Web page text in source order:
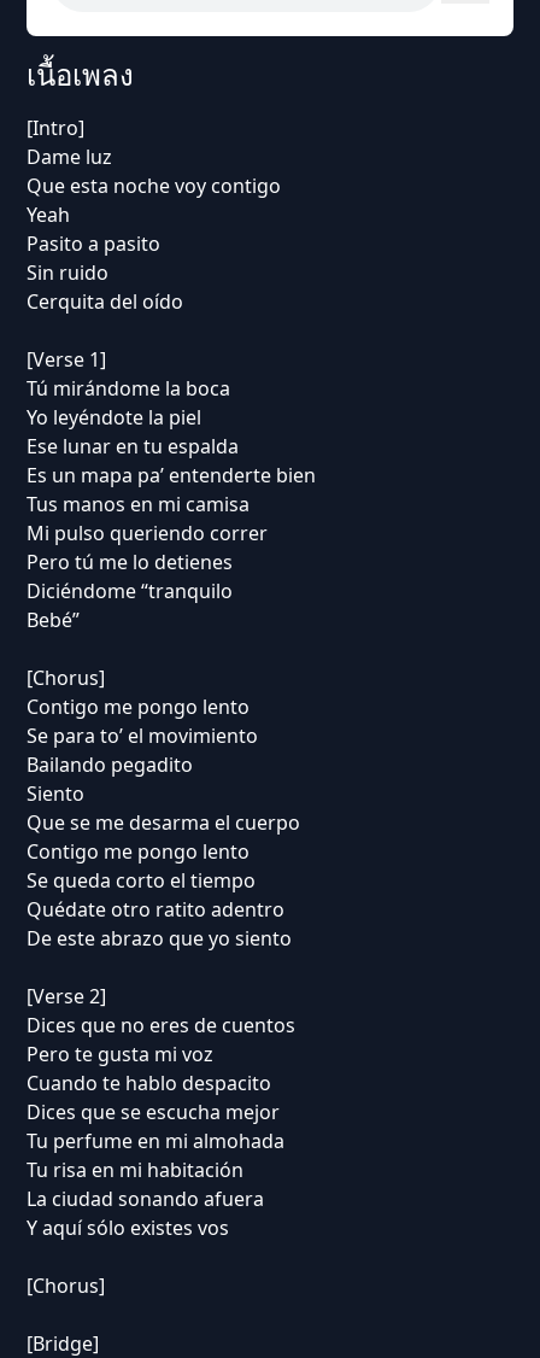
เนื้อเพลง
[Intro]
Dame luz
Que esta noche voy contigo
Yeah
Pasito a pasito
Sin ruido
Cerquita del oído
[Verse 1]
Tú mirándome la boca
Yo leyéndote la piel
Ese lunar en tu espalda
Es un mapa pa’ entenderte bien
Tus manos en mi camisa
Mi pulso queriendo correr
Pero tú me lo detienes
Diciéndome “tranquilo
Bebé”
[Chorus]
Contigo me pongo lento
Se para to’ el movimiento
Bailando pegadito
Siento
Que se me desarma el cuerpo
Contigo me pongo lento
Se queda corto el tiempo
Quédate otro ratito adentro
De este abrazo que yo siento
[Verse 2]
Dices que no eres de cuentos
Pero te gusta mi voz
Cuando te hablo despacito
Dices que se escucha mejor
Tu perfume en mi almohada
Tu risa en mi habitación
La ciudad sonando afuera
Y aquí sólo existes vos
[Chorus]
[Bridge]